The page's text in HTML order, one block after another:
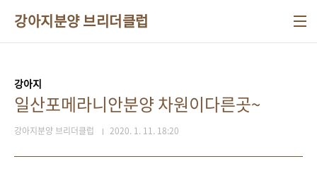
강아지분양 브리더클럽
강아지
일산포메라니안분양 차원이다른곳~
강아지분양 브리더클럽 2020. 1. 11. 18:20